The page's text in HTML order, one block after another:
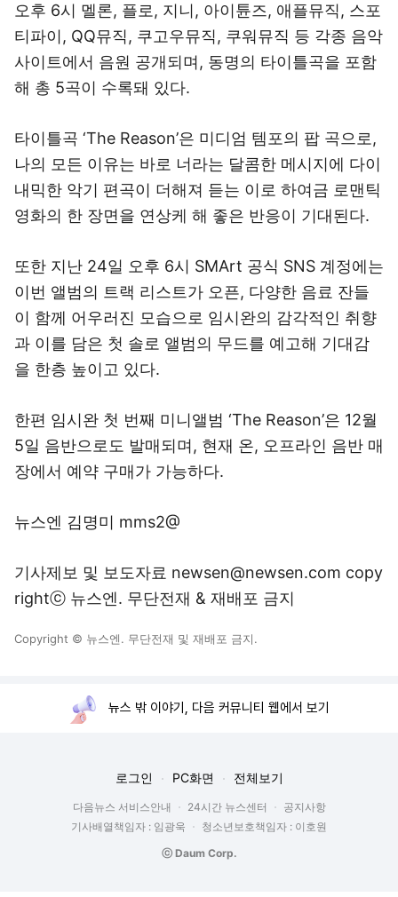
오후 6시 멜론, 플로, 지니, 아이튠즈, 애플뮤직, 스포
티파이, QQ뮤직, 쿠고우뮤직, 쿠워뮤직 등 각종 음악
사이트에서 음원 공개되며, 동명의 타이틀곡을 포함
해 총 5곡이 수록돼 있다.
타이틀곡 ‘The Reason’은 미디엄 템포의 팝 곡으로,
나의 모든 이유는 바로 너라는 달콤한 메시지에 다이
내믹한 악기 편곡이 더해져 듣는 이로 하여금 로맨틱
영화의 한 장면을 연상케 해 좋은 반응이 기대된다.
또한 지난 24일 오후 6시 SMArt 공식 SNS 계정에는
이번 앨범의 트랙 리스트가 오픈, 다양한 음료 잔들
이 함께 어우러진 모습으로 임시완의 감각적인 취향
과 이를 담은 첫 솔로 앨범의 무드를 예고해 기대감
을 한층 높이고 있다.
한편 임시완 첫 번째 미니앨범 ‘The Reason’은 12월
5일 음반으로도 발매되며, 현재 온, 오프라인 음반 매
장에서 예약 구매가 가능하다.
뉴스엔 김명미 mms2@
기사제보 및 보도자료 newsen@newsen.com copy
rightⓒ 뉴스엔. 무단전재 & 재배포 금지
Copyright © 뉴스엔. 무단전재 및 재배포 금지.
뉴스 밖 이야기, 다음 커뮤니티 웹에서 보기
로그인 PC화면 전체보기
다음뉴스 서비스안내 24시간 뉴스센터
공지사항
기사배열책임자 : 임광욱
청소년보호책임자 : 이호원
ⓒ Daum Corp.